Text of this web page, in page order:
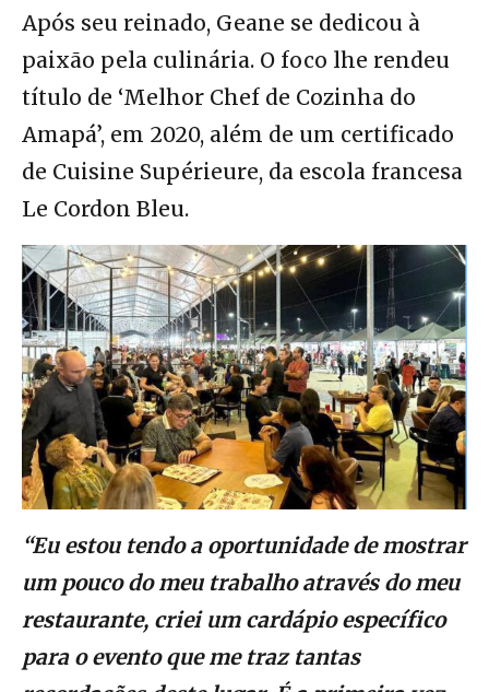
Após seu reinado, Geane se dedicou à
paixão pela culinária. O foco lhe rendeu
título de ‘Melhor Chef de Cozinha do
Amapá’, em 2020, além de um certificado
de Cuisine Supérieure, da escola francesa
Le Cordon Bleu.
“Eu estou tendo a oportunidade de mostrar
um pouco do meu trabalho através do meu
restaurante, criei um cardápio específico
para o evento que me traz tantas